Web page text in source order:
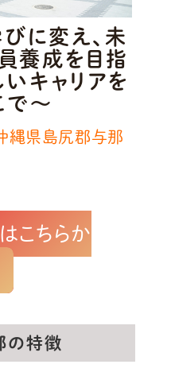
に変え、未
養成を目指
キャリアを
で～
縄県島尻郡与那
こちらか
の特徴